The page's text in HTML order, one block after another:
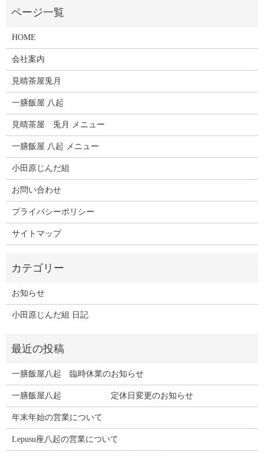
HOME
会社案内
見晴茶屋兎月
一膳飯屋 八起
見晴茶屋 兎月 メニュー
一膳飯屋 八起 メニュー
小田原じんだ組
お問い合わせ
プライバシーポリシー
サイトマップ
お知らせ
小田原じんだ組 日記
一膳飯屋八起 臨時休業のお知らせ
一膳飯屋八起 定休日変更のお知らせ
年末年始の営業について
Lepusu座八起の営業について